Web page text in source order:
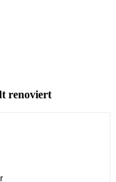
renoviert